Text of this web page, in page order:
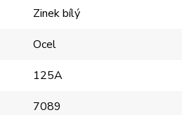
Zinek bílý
Ocel
125A
7089